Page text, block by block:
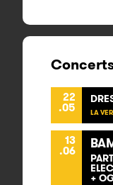
22
.05 LA
13
.06
+